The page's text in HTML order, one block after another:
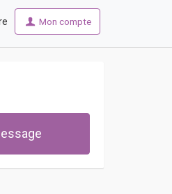
Mon compte